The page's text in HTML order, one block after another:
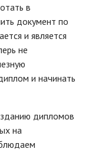
в
документ по
и является
не
и начинать
дипломов
на